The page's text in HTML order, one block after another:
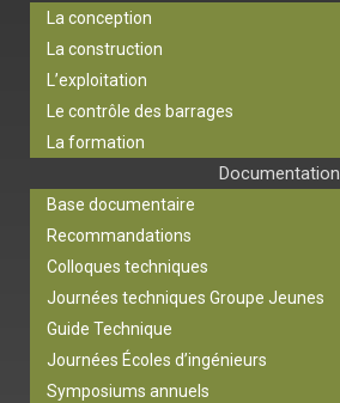
La conception
La construction
L’exploitation
Le contrôle des barrages
La formation
Documentation
Base documentaire
Recommandations
Colloques techniques
Journées techniques Groupe Jeunes
Guide Technique
Journées Écoles d’ingénieurs
Symposiums annuels